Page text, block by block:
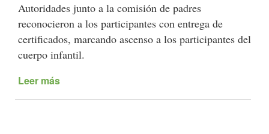
Autoridades junto a la comisión de padres
reconocieron a los participantes con entrega de
certificados, marcando ascenso a los participantes del
cuerpo infantil.
Leer más